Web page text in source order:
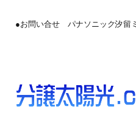
●お問い合せ パナソニック汐留